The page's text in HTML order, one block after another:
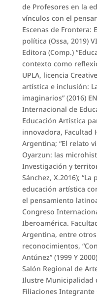
de Profesores en la
vínculos con el
Escenas de Frontera:
política (Ossa, 2019)
Editora (Comp.)
contexto como
UPLA, licencia
artística e inclusión:
imaginarios” (2016)
Internacional de
Educación Artística
innovadora, Facultad
Argentina; “El relato
Oyarzun: las
Investigación y
Sánchez, X.2016);
educación artística
el pensamiento
Congreso
Iberoamérica.
Argentina, entre
reconocimientos,
Antúnez” (1999 Y
Salón Regional de
Ilustre Municipalidad
Filiaciones